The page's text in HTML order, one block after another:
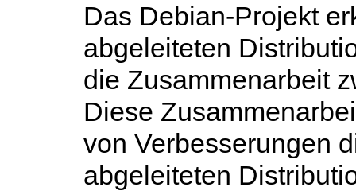
Das Debian-Projekt
abgeleiteten
die Zusammenarbeit
Diese
von Verbesserungen
abgeleiteten